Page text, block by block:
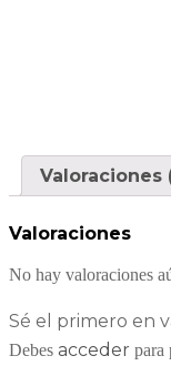
Valoraciones
Valoraciones
No hay valoraciones
Sé el primero en
Debes acceder para